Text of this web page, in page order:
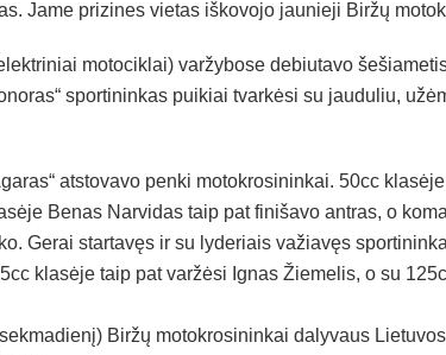
Jame prizines vietas iškovojo jaunieji Biržų
motociklai) varžybose debiutavo
sportininkas puikiai tvarkėsi su jauduliu,
atstovavo penki motokrosininkai. 50cc
Benas Narvidas taip pat finišavo antras, o
Gerai startavęs ir su lyderiais važiavęs
klasėje taip pat varžėsi Ignas Žiemelis, o su
Biržų motokrosininkai dalyvaus